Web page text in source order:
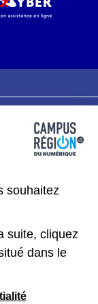
souhaitez
suite, cliquez
dans le